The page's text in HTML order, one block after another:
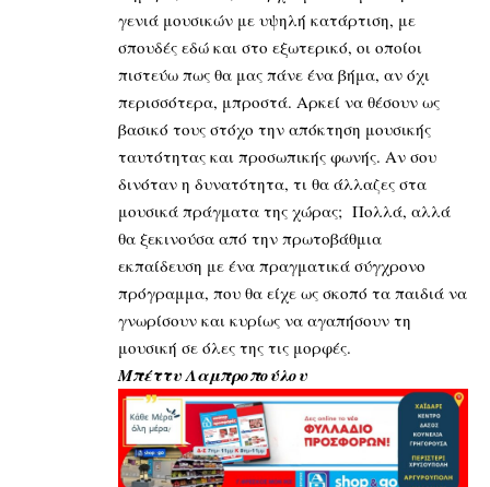
γενιά μουσικών με υψηλή κατάρτιση, με
σπουδές εδώ και στο εξωτερικό, οι οποίοι
πιστεύω πως θα μας πάνε ένα βήμα, αν όχι
περισσότερα, μπροστά. Αρκεί να θέσουν ως
βασικό τους στόχο την απόκτηση μουσικής
ταυτότητας και προσωπικής φωνής. Αν σου
δινόταν η δυνατότητα, τι θα άλλαζες στα
μουσικά πράγματα της χώρας; Πολλά, αλλά
θα ξεκινούσα από την πρωτοβάθμια
εκπαίδευση με ένα πραγματικά σύγχρονο
πρόγραμμα, που θα είχε ως σκοπό τα παιδιά να
γνωρίσουν και κυρίως να αγαπήσουν τη
μουσική σε όλες της τις μορφές.
Μπέττυ Λαμπροπούλου